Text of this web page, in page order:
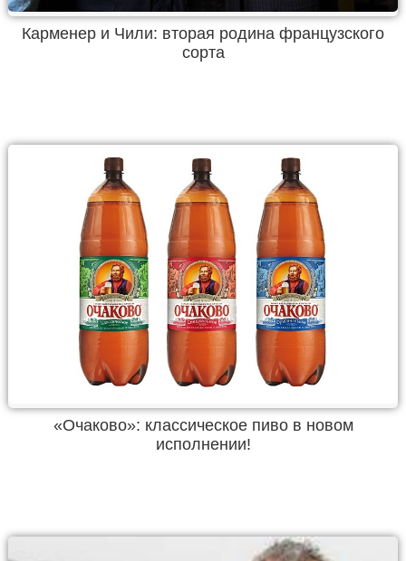
Карменер и Чили: вторая родина французского
сорта
«Очаково»: классическое пиво в новом
исполнении!